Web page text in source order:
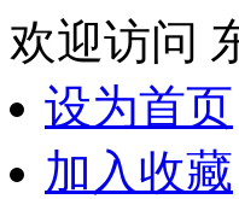
欢迎访问
设为首页
加入收藏